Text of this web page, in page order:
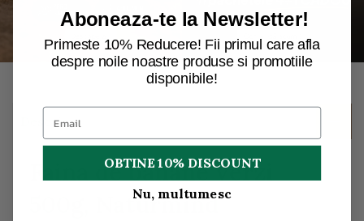
Descriere
Faina de banane verzi
500g, Naturmind
Aboneaza-te la Newsletter!
Primeste 10% Reducere! Fii primul care afla
despre noile noastre produse si promotiile
disponibile!
OBTINE 10% DISCOUNT
Nu, multumesc